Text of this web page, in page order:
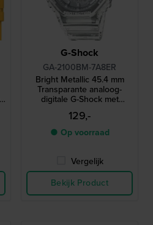
G-Shock
GA-2100BM-7A8ER
Bright Metallic 45.4 mm
Transparante analoog-
digitale G-Shock met
metalen wijzerplaat
129,-
● Op voorraad
Vergelijk
Bekijk Product